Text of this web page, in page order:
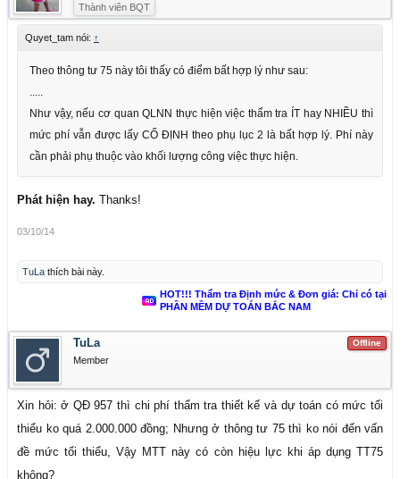
Thành viên BQT
Quyet_tam nói: ↑
Theo thông tư 75 này tôi thấy có điểm bất hợp lý như sau:
.....
Như vậy, nếu cơ quan QLNN thực hiện việc thẩm tra ÍT hay NHIỀU thì
mức phí vẫn được lấy CỐ ĐỊNH theo phụ lục 2 là bất hợp lý. Phí này
cần phải phụ thuộc vào khối lượng công việc thực hiện.
Phát hiện hay. Thanks!
03/10/14
TuLa thích bài này.
HOT!!! Thẩm tra Định mức & Đơn giá: Chỉ có tại
PHẦN MỀM DỰ TOÁN BẮC NAM
Offline
TuLa
Member
Xin hỏi: ở QĐ 957 thì chi phí thẩm tra thiết kế và dự toán có mức tối
thiểu ko quá 2.000.000 đồng; Nhưng ở thông tư 75 thì ko nói đến vấn
đề mức tối thiểu, Vậy MTT này có còn hiệu lực khi áp dụng TT75
không?